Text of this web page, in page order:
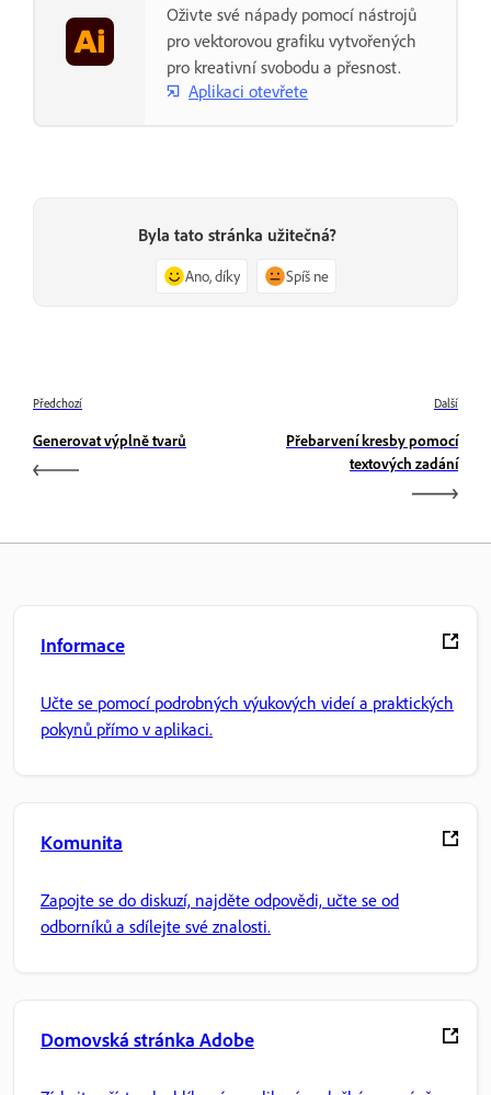
Oživte své nápady pomocí nástrojů
pro vektorovou grafiku vytvořených
pro kreativní svobodu a přesnost.
Aplikaci otevřete
Byla tato stránka užitečná?
Ano, díky Spíš ne
Předchozí
Generovat výplně tvarů
Další
Přebarvení kresby pomocí
textových zadání
Informace
Učte se pomocí podrobných výukových videí a praktických
pokynů přímo v aplikaci.
Komunita
Zapojte se do diskuzí, najděte odpovědi, učte se od
odborníků a sdílejte své znalosti.
Domovská stránka Adobe